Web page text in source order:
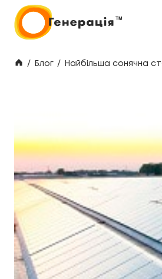
/ Блог / Найбільша сонячна